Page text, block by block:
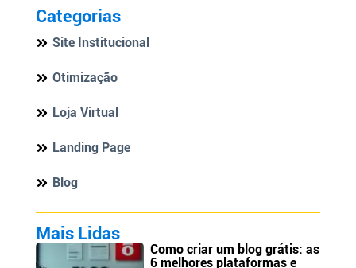
Categorias
Site Institucional
Otimização
Loja Virtual
Landing Page
Blog
Mais Lidas
Como criar um blog grátis: as
6 melhores plataformas e